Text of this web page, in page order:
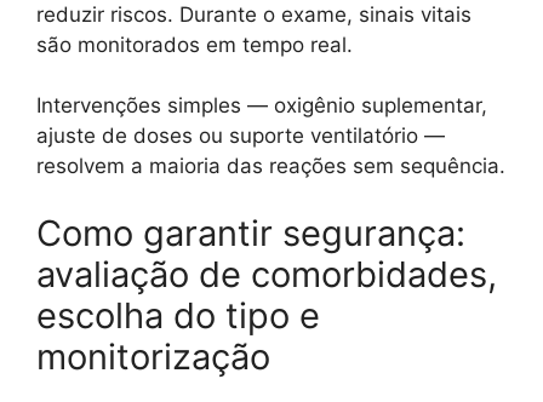
reduzir riscos. Durante o exame, sinais vitais
são monitorados em tempo real.
Intervenções simples — oxigênio suplementar,
ajuste de doses ou suporte ventilatório —
resolvem a maioria das reações sem sequência.
Como garantir segurança:
avaliação de comorbidades,
escolha do tipo e
monitorização